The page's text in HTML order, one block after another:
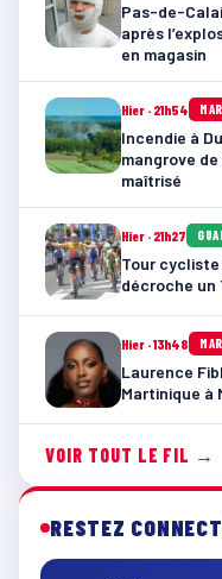
Pas-de-
après
en magasin
Hier · 21h54
Incendie à
mangrove
maîtrisé
Hier · 21h27
Tour cycliste
décroche un
Hier · 13h48
Laurence
Martinique à
VOIR TOUT LE FIL →
RESTEZ